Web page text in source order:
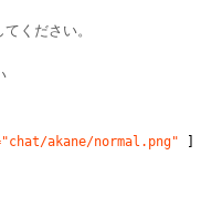
ください。
akane/normal.png" ]